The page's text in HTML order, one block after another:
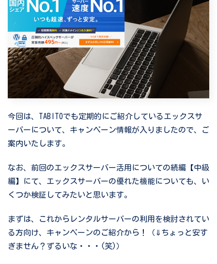
今回は、TABITOでも定期的にご紹介しているエックスサ
ーバーについて、キャンペーン情報が入りましたので、ご
案内いたします。
なお、前回のエックスサーバー活用についての続編【中級
編】にて、エックスサーバーの優れた機能についても、い
くつか検証してみたいと思います。
まずは、これからレンタルサーバーの利用を検討されてい
る方向け、キャンペーンのご紹介から！（⇓ちょっと安す
ぎません？ずるいな・・・(笑)）